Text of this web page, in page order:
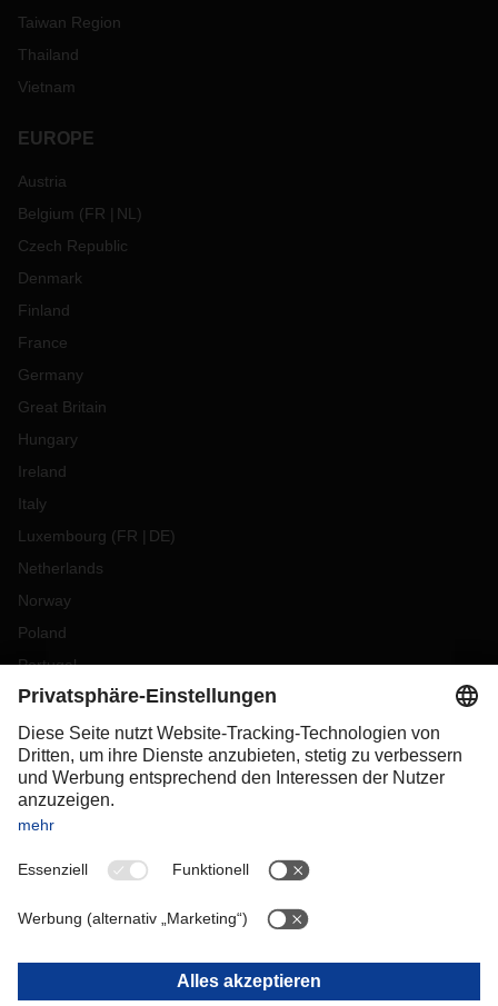
Taiwan Region
Thailand
Vietnam
EUROPE
Austria
Belgium (FR NL )
Czech Republic
Denmark
Finland
France
Germany
Great Britain
Hungary
Ireland
Italy
Luxembourg (FR DE)
Netherlands
Norway
Poland
Portugal
Romania
Slovakia
Spain
Sweden
Switzerland
OCEANIA